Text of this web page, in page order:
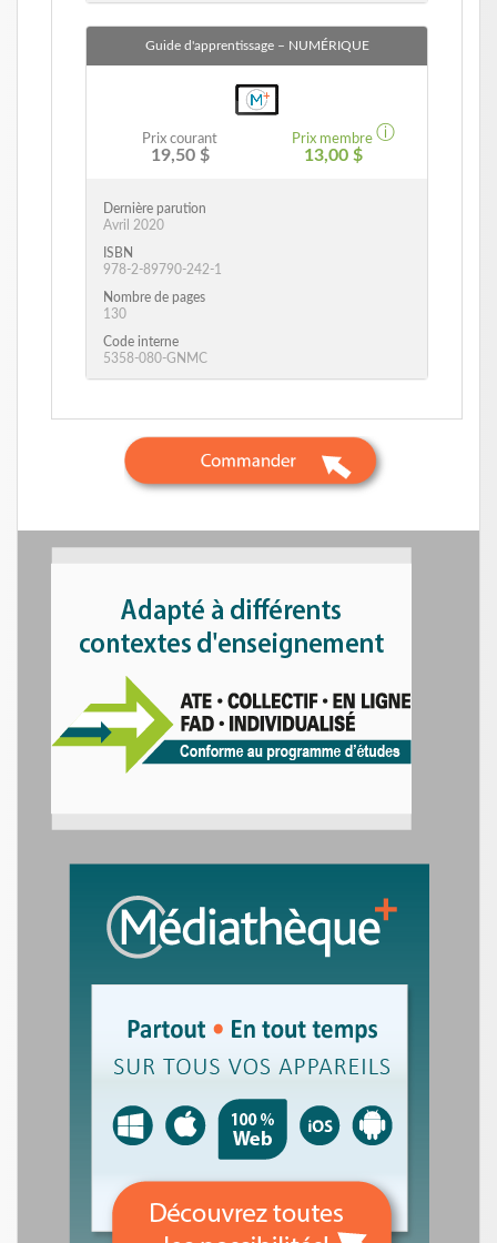
Guide d'apprentissage – NUMÉRIQUE
Prix courant
19,50 $
Prix membre ⓘ
13,00 $
Dernière parution
Avril 2020
ISBN
978-2-89790-242-1
Nombre de pages
130
Code interne
5358-080-GNMC